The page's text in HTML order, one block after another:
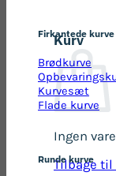
Kurv
Ingen
Tilbage til
Firkantede kurve
Brødkurve
Kurvesæt
Flade kurve
Runde kurve